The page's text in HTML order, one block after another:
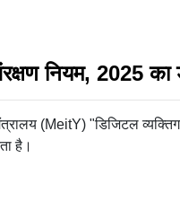
नियम, 2025 का
(MeitY) "डिजिटल
है।